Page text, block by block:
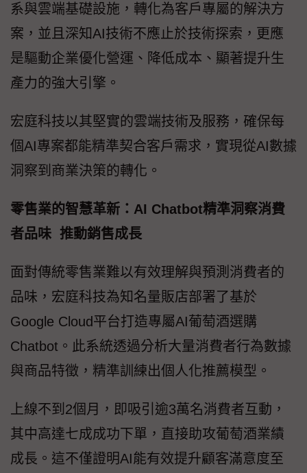
系與雲端基礎設施，轉化為客戶專屬的解決方
案，並且深知AI技術不應止於技術探索，更應
是驅動企業優化營運、降低成本、顯著提升生
產力的強大引擎。
宏庭科技以其堅實的雲端技術及服務，確保每
個AI專案都能精準契合客戶需求，實現從AI數據
洞察到商業決策的轉化。
零售業的智慧革新：AI Chatbot精準洞察消費
者品味 推動銷售成長
面對傳統零售業難以有效理解與預測消費者的
品味，宏庭科技為知名量販店部署了基於
Google Cloud平台打造專屬AI葡萄酒選購
Chatbot。此系統透過分析大量消費者行為數據
與商品特徵，精準訓練出個人化推薦模型。
上線不到2個月，即吸引逾3萬名消費者互動，
其中高達七成成功下單，直接助攻葡萄酒業績
成長。這不僅證明AI能有效提升顧客滿意度至